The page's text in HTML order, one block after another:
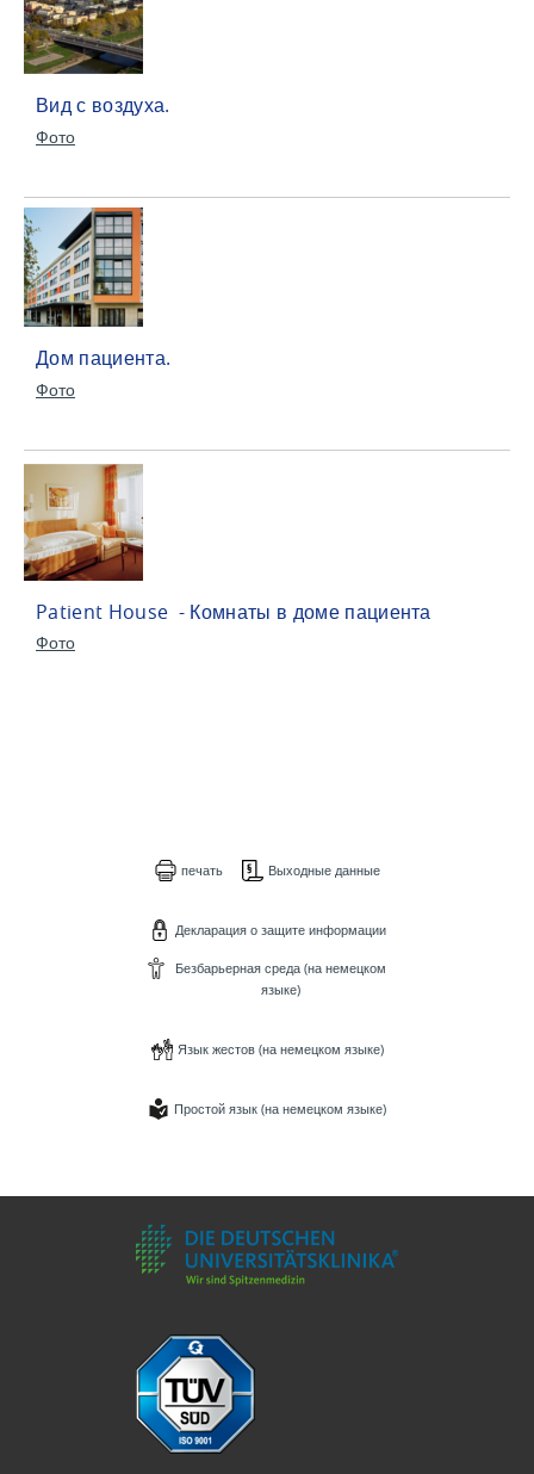
Вид с воздуха.
Фото
Дом пациента.
Фото
Patient House - Комнаты в доме пациента
Фото
печать Выходные данные
Декларация о защите информации
Безбарьерная среда (на немецком
языке)
Язык жестов (на немецком языке)
Простой язык (на немецком языке)